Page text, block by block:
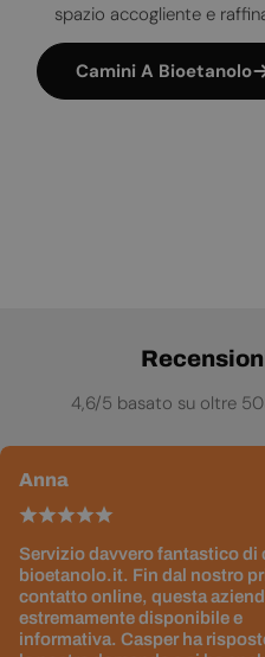
spazio accogliente e
Camini A Bioetanolo
4,6/5 basato su oltre
Anna
Servizio davvero fantastico di
bioetanolo.it. Fin dal nostro
contatto online, questa
estremamente disponibile e
informativa. Casper ha